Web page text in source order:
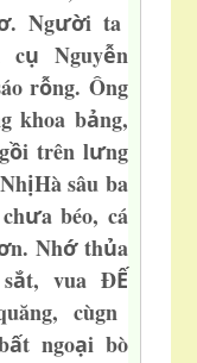
. Người ta
cụ Nguyễn
rỗng. Ông
khoa bảng,
ồi trên lưng
ịHà sâu ba
ưa béo, cá
n. Nhớthủa
ắt, vua ĐẾ
cùgn
ất ngoại bò